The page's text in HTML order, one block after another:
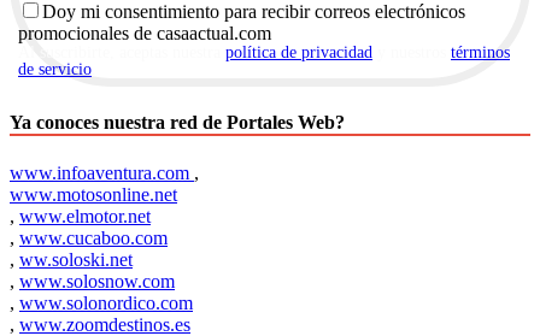
Doy mi consentimiento para recibir correos electrónicos
promocionales de casaactual.com
política de privacidad
términos
de servicio
Ya conoces nuestra red de Portales Web?
www.infoaventura.com ,
www.motosonline.net
, www.elmotor.net
, www.cucaboo.com
, ww.soloski.net
, www.solosnow.com
, www.solonordico.com
, www.zoomdestinos.es